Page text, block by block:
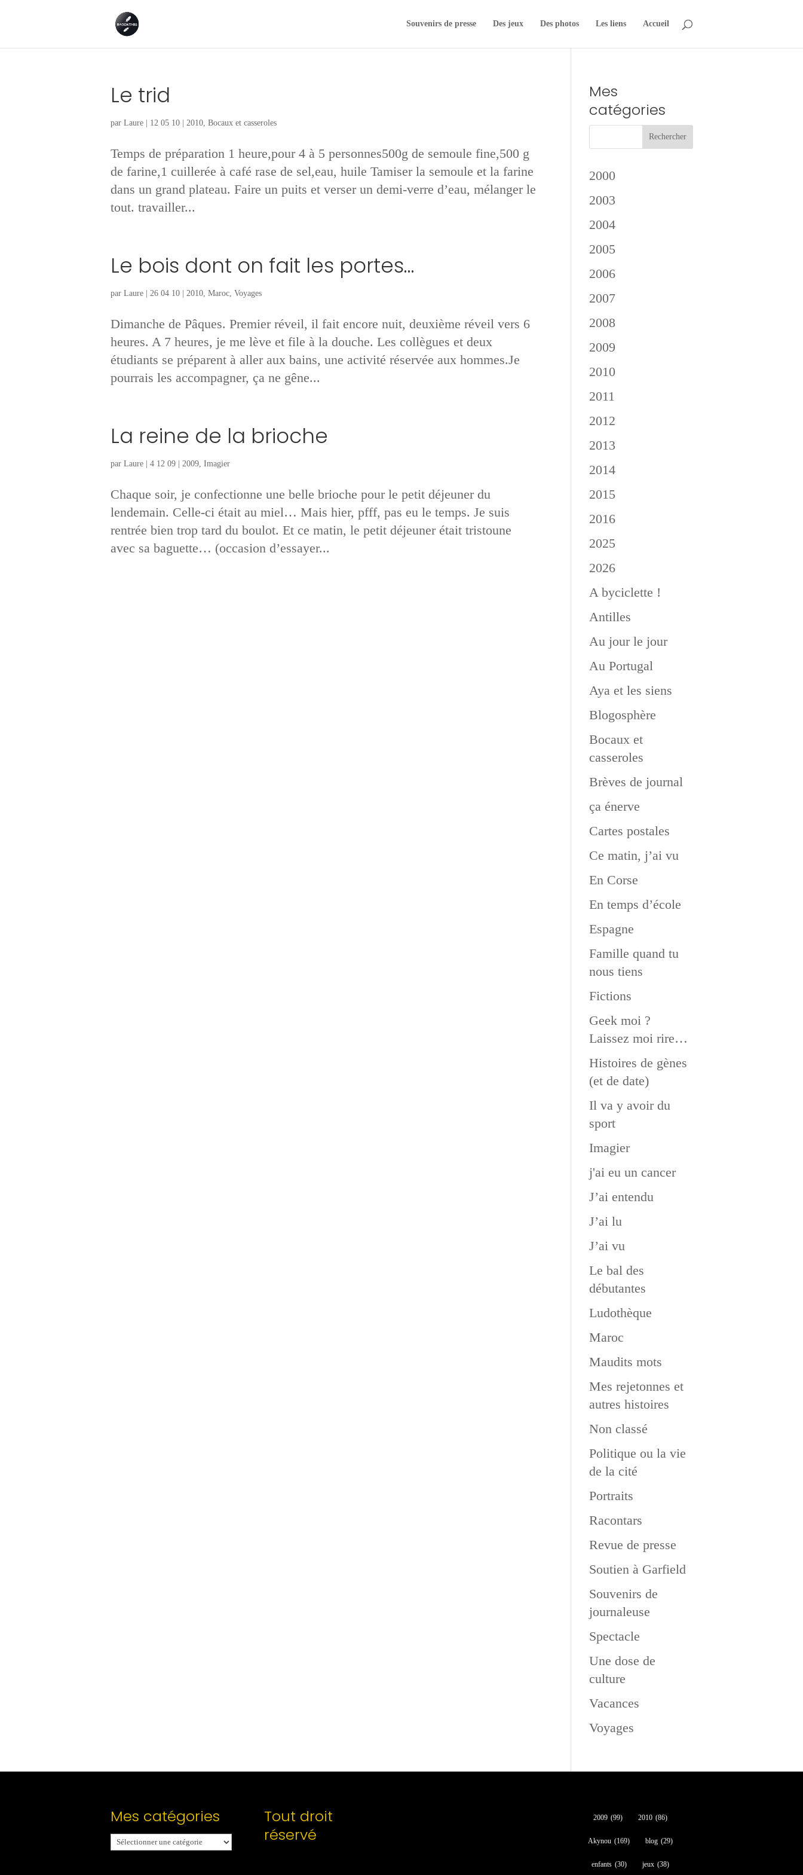
Souvenirs de presse Des jeux Des photos Les liens Accueil
Le trid
par Laure| 12 05 10| 2010, Bocaux et casseroles
Temps de préparation 1 heure,pour 4 à 5 personnes500g de semoule fine,500 g
de farine,1 cuillerée à café rase de sel,eau, huile Tamiser la semoule et la farine
dans un grand plateau. Faire un puits et verser un demi-verre d’eau, mélanger le
tout. travailler...
Le bois dont on fait les portes…
par Laure| 26 04 10| 2010, Maroc, Voyages
Dimanche de Pâques. Premier réveil, il fait encore nuit, deuxième réveil vers 6
heures. A 7 heures, je me lève et file à la douche. Les collègues et deux
étudiants se préparent à aller aux bains, une activité réservée aux hommes.Je
pourrais les accompagner, ça ne gêne...
La reine de la brioche
par Laure| 4 12 09| 2009, Imagier
Chaque soir, je confectionne une belle brioche pour le petit déjeuner du
lendemain. Celle-ci était au miel… Mais hier, pfff, pas eu le temps. Je suis
rentrée bien trop tard du boulot. Et ce matin, le petit déjeuner était tristoune
avec sa baguette… (occasion d’essayer...
Mes
catégories
2000
2003
2004
2005
2006
2007
2008
2009
2010
2011
2012
2013
2014
2015
2016
2025
2026
A byciclette !
Antilles
Au jour le jour
Au Portugal
Aya et les siens
Blogosphère
Bocaux et
casseroles
Brèves de journal
ça énerve
Cartes postales
Ce matin, j’ai vu
En Corse
En temps d’école
Espagne
Famille quand tu
nous tiens
Fictions
Geek moi ?
Laissez moi rire…
Histoires de gènes
(et de date)
Il va y avoir du
sport
Imagier
j'ai eu un cancer
J’ai entendu
J’ai lu
J’ai vu
Le bal des
débutantes
Ludothèque
Maroc
Maudits mots
Mes rejetonnes et
autres histoires
Non classé
Politique ou la vie
de la cité
Portraits
Racontars
Revue de presse
Soutien à Garfield
Souvenirs de
journaleuse
Spectacle
Une dose de
culture
Vacances
Voyages
Mes catégories
Mes
catégories
Tout droit
réservé
2009 (99) 2010 (86)
Akynou (169) blog (29)
enfants (30) jeux (38)